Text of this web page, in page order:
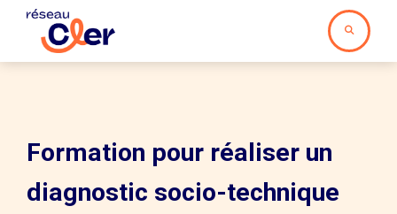
Formation pour réaliser un
diagnostic socio-technique